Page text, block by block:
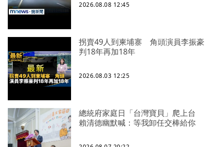
2026.08.08 12:45
拐賣49人到柬埔寨 角頭演員李振豪
判18年再加18年
2026.08.03 12:25
總統府家庭日「台灣寶貝」爬上台
賴清德幽默喊：等我卸任交棒給你